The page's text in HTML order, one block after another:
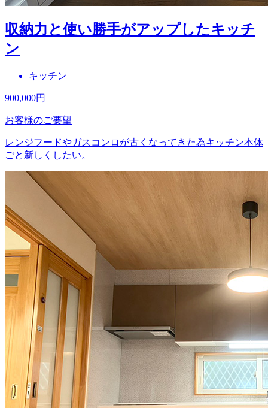
収納力と使い勝手がアップしたキッチ
ン
キッチン
900,000円
お客様のご要望
レンジフードやガスコンロが古くなってきた為キッチン本体
ごと新しくしたい。